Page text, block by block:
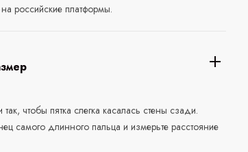
российские платформы.
так, чтобы пятка слегка касалась стены сзади.
самого длинного пальца и измерьте расстояние